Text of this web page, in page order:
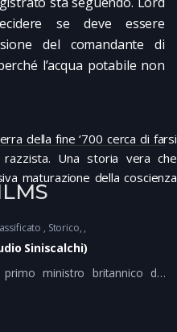
se deve essere
del comandante di
l’acqua potabile non
della fine ‘700 cerca di farsi
Una storia vera che
maturazione della coscienza
Storico
Siniscalchi)
primo ministro britannico dal
ottantenne. conversa con il
da vari anni. Inizia così la
da quando sosteneva la